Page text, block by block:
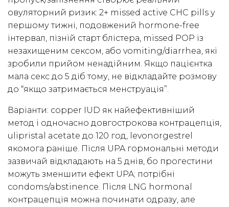
овуляторний ризик: 2+ missed active CHC pills у
першому тижні, подовжений hormone-free
інтервал, пізній старт блістера, missed POP із
незахищеним сексом, або vomiting/diarrhea, які
зробили прийом ненадійним. Якщо пацієнтка
мала секс до 5 діб тому, не відкладайте розмову
до “якщо затримається менструація”.
Варіанти: copper IUD як найефективніший
метод і одночасно довгострокова контрацепція,
ulipristal acetate до 120 год, levonorgestrel
якомога раніше. Після UPA гормональні методи
зазвичай відкладають на 5 днів, бо прогестини
можуть зменшити ефект UPA; потрібні
condoms/abstinence. Після LNG hormonal
контрацепція можна починати одразу, але